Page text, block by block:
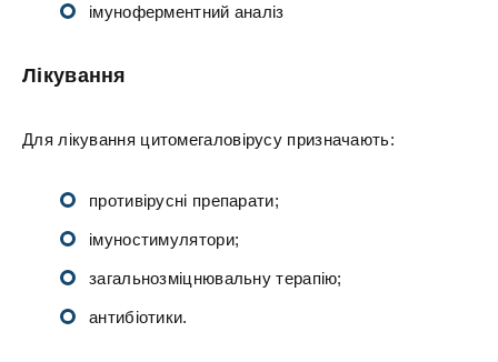
імуноферментний аналіз
Лікування
Для лікування цитомегаловірусу призначають:
противірусні препарати;
імуностимулятори;
загальнозміцнювальну терапію;
антибіотики.